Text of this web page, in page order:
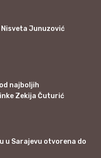
Nisveta Junuzović
najboljih
Zekija Čuturić
u Sarajevu otvorena do